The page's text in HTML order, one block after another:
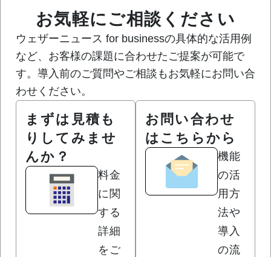
お気軽にご相談ください
ウェザーニュース for businessの具体的な活用例
など、お客様の課題に合わせたご提案が可能で
す。導入前のご質問やご相談もお気軽にお問い合
わせください。
まずは見積も
りしてみませ
んか？
料金
に関
する
詳細
をご
お問い合わせ
はこちらから
機能
の活
用方
法や
導入
の流